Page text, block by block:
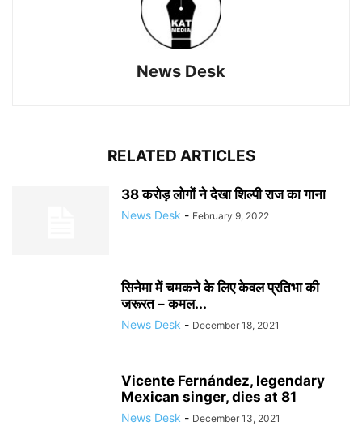
News Desk
RELATED ARTICLES
38 करोड़ लोगों ने देखा शिल्पी राज का गाना
News Desk - February 9, 2022
सिनेमा में चमकने के लिए केवल प्रतिभा की
जरूरत – कमल...
News Desk - December 18, 2021
Vicente Fernández, legendary
Mexican singer, dies at 81
News Desk - December 13, 2021